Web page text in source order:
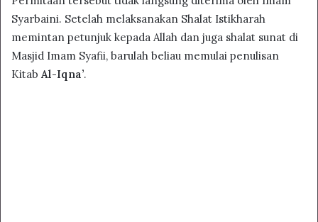
Syarbaini. Setelah melaksanakan Shalat Istikharah
memintan petunjuk kepada Allah dan juga shalat sunat di
Masjid Imam Syafii, barulah beliau memulai penulisan
Kitab Al-Iqna’.